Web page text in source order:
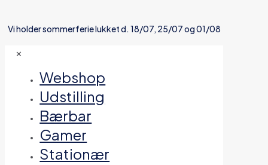
Vi holder sommerferie lukket d. 18/07, 25/07 og 01/08
✕
Webshop
Udstilling
Bærbar
Gamer
Stationær